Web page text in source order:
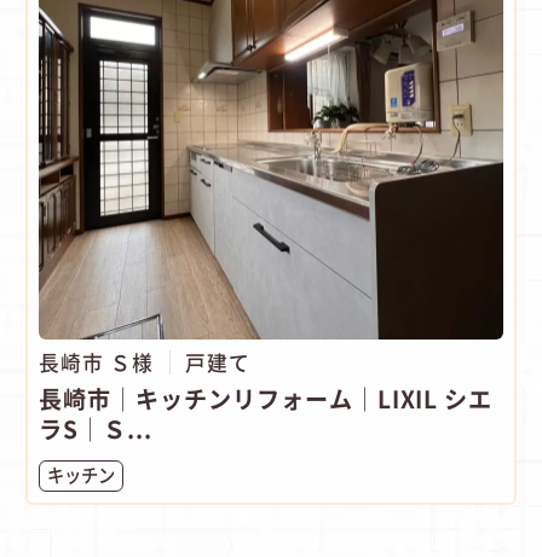
長崎市 Ｓ様 戸建て
長崎市│キッチンリフォーム│LIXIL シエ
ラS│Ｓ...
キッチン